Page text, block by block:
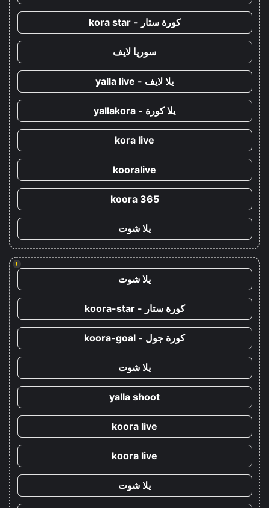
كورة ستار - kora star
سوريا لايف
يلا لايف - yalla live
يلا كورة - yallakora
kora live
kooralive
koora 365
يلا شوت
!
يلا شوت
كورة ستار - koora-star
كورة جول - koora-goal
يلا شوت
yalla shoot
koora live
koora live
يلا شوت